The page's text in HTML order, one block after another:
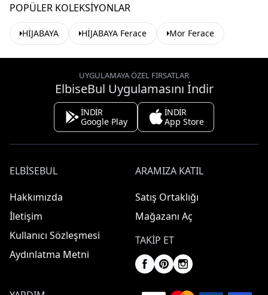
POPÜLER KOLEKSIYONLAR
HİJABAYA HİJABAYA Ferace Mor Ferace
UYGULAMAYA ÖZEL FIRSATLAR
ElbiseBul Uygulamasını İndir
İNDİR
Google Play
İNDİR
App Store
ELBISEBUL
Hakkımızda
İletişim
Kullanıcı Sözleşmesi
Aydınlatma Metni
ARAMIZA KATIL
Satış Ortaklığı
Mağazanı Aç
TAKIP ET